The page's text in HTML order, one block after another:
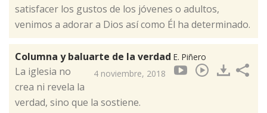
satisfacer los gustos de los jóvenes o adultos,
venimos a adorar a Dios así como Él ha determinado.
Columna y baluarte de la verdad E. Piñero
4 noviembre, 2018
La iglesia no
crea ni revela la
verdad, sino que la sostiene.​